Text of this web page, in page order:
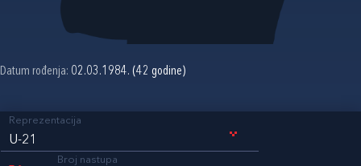
Datum rođenja: 02.03.1984. (42 godine)
Reprezentacija
U-21
Broj nastupa